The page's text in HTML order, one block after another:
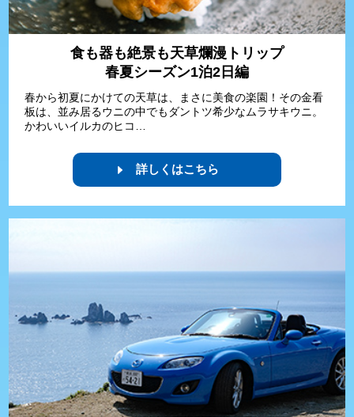
食も器も絶景も天草爛漫トリップ
春夏シーズン1泊2日編
春から初夏にかけての天草は、まさに美食の楽園！その金看
板は、並み居るウニの中でもダントツ希少なムラサキウニ。
かわいいイルカのヒコ…
詳しくはこちら